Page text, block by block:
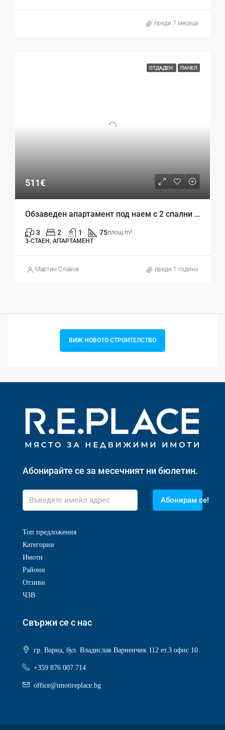
преди 7 месеца
ОТДАДЕН ПАНЕЛ
511€
Обзаведен апартамент под наем с 2 спални – Лятно кино Тракия, Варна
3 2 1 75площ m²
3-СТАЕН, АПАРТАМЕНТ
Mартин Славов преди 1 година
ВИЖ НОВОТО СТРОИТЕЛСТВО
Абонирайте се за месечният ни бюлетин.
Абонирам се!
Топ предложения
Категории
Имоти
Райони
Отзиви
ЧЗВ
Свържи се с нас
гр. Варна, бул. Владислав Варненчик 112 ет.3 офис 10
+359 876 007 714
office@imotireplace.bg